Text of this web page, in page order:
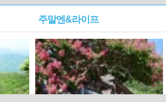
주말엔&라이프